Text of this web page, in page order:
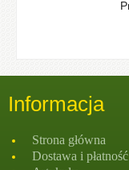
Strona głównа
Dostawa i płatność